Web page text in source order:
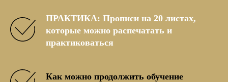
ПРАКТИКА: Прописи на 20 листах,
которые можно распечатать и
практиковаться
Как можно продолжить обучение